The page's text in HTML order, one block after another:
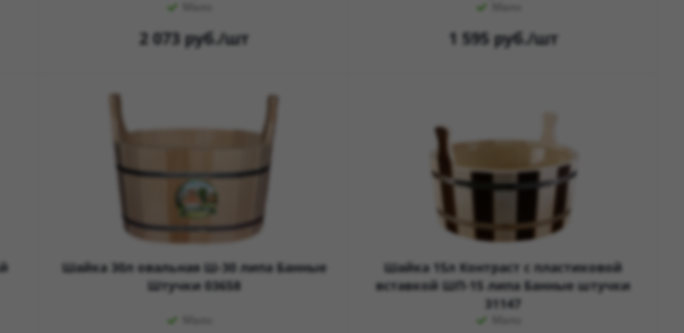
2 073руб./шт 1 595руб./шт
Шайка 30л овальная Ш-30 липа Банные
Штучки 03658
Шайка 15л Контраст с пластиковой
вставкой ШП-15 липа Банные штучки
31147